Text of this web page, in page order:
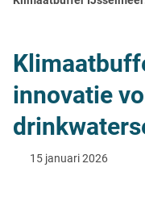
innovatie
15 januari 2026